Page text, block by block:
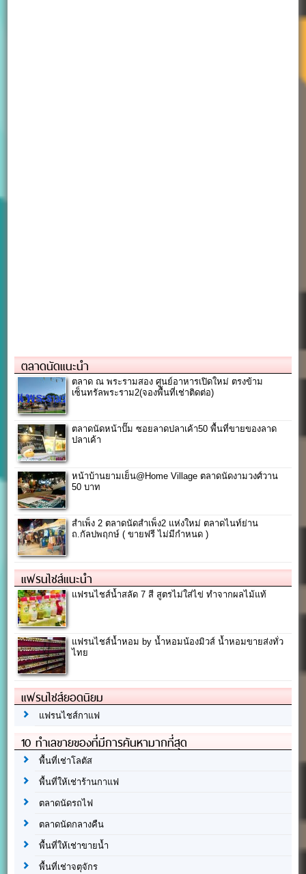
ตลาดนัดแนะนำ
ตลาด ณ พระรามสอง ศูนย์อาหารเปิดใหม่ ตรงข้าม
เซ็นทรัล​พระราม2(จองพื้นที่เช่าติดต่อ)
ตลาดนัดหน้าปั๊ม ซอยลาดปลาเค้า50 พื้นที่ขายของลาด
ปลาเค้า
หน้าบ้านยามเย็น@Home Village ตลาดนัดงามวงศ์วาน
50 บาท
สำเพ็ง 2 ตลาดนัดสำเพ็ง2 แห่งใหม่ ตลาดไนท์ย่าน
ถ.กัลปพฤกษ์ ( ขายฟรี ไม่มีกำหนด )
แฟรนไชส์แนะนำ
แฟรนไชส์น้ำสลัด 7 สี สูตรไม่ใส่ไข่ ทำจากผลไม้แท้
แฟรนไชส์น้ำหอม by น้ำหอมน้องมิวส์ น้ำหอมขายส่งทั่ว
ไทย
แฟรนไชส์ยอดนิยม
แฟรนไชส์กาแฟ
10 ทำเลขายของที่มีการค้นหามากที่สุด
พื้นที่เช่าโลตัส
พื้นที่ให้เช่าร้านกาแฟ
ตลาดนัดรถไฟ
ตลาดนัดกลางคืน
พื้นที่ให้เช่าขายน้ำ
พื้นที่เช่าจตุจักร